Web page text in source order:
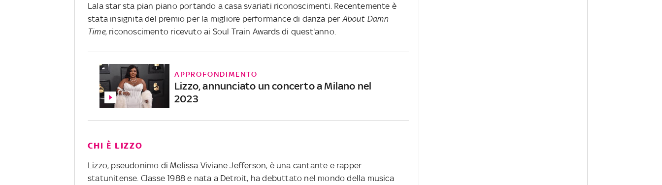
Lala star sta pian piano portando a casa svariati riconoscimenti. Recentemente è
stata insignita del premio per la migliore performance di danza per About Damn
Time, riconoscimento ricevuto ai Soul Train Awards di quest'anno.
APPROFONDIMENTO
Lizzo, annunciato un concerto a Milano nel
2023
CHI È LIZZO
Lizzo, pseudonimo di Melissa Viviane Jefferson, è una cantante e rapper
statunitense. Classe 1988 e nata a Detroit, ha debuttato nel mondo della musica